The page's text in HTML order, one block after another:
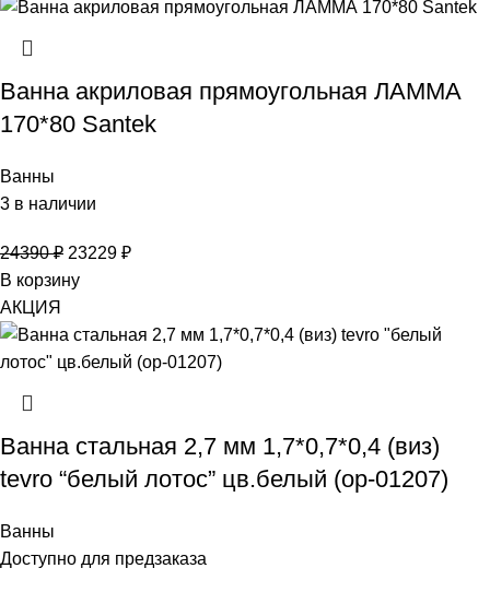
Ванна акриловая прямоугольная ЛАММА
170*80 Santek
Ванны
3 в наличии
24390₽ 23229 ₽
В корзину
АКЦИЯ
Ванна стальная 2,7 мм 1,7*0,7*0,4 (виз)
tevro “белый лотос” цв.белый (ор-01207)
Ванны
Доступно для предзаказа